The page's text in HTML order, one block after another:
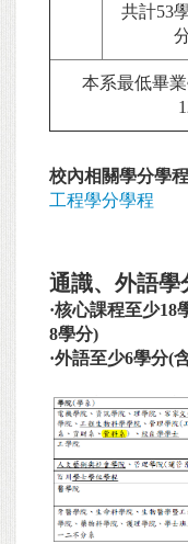
共計53
本系最低畢
校內相關學分學
工程學分學程
通識、外語學
·核心課程至少18
8學分)
·外語至少6學分(